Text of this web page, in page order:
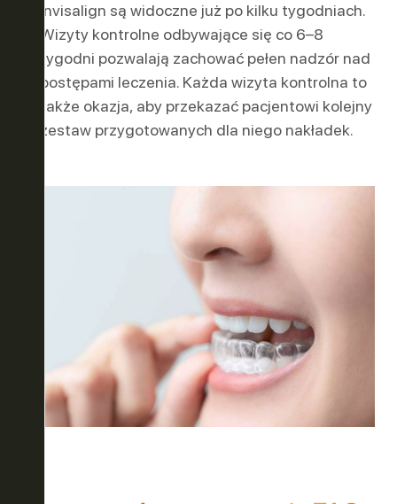
Invisalign są widoczne już po kilku tygodniach.
Wizyty kontrolne odbywające się co 6–8
tygodni pozwalają zachować pełen nadzór nad
postępami leczenia. Każda wizyta kontrolna to
także okazja, aby przekazać pacjentowi kolejny
zestaw przygotowanych dla niego nakładek.